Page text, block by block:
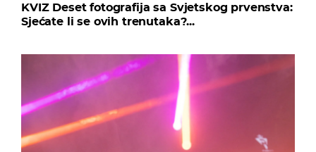
KVIZ Deset fotografija sa Svjetskog prvenstva:
Sjećate li se ovih trenutaka?...